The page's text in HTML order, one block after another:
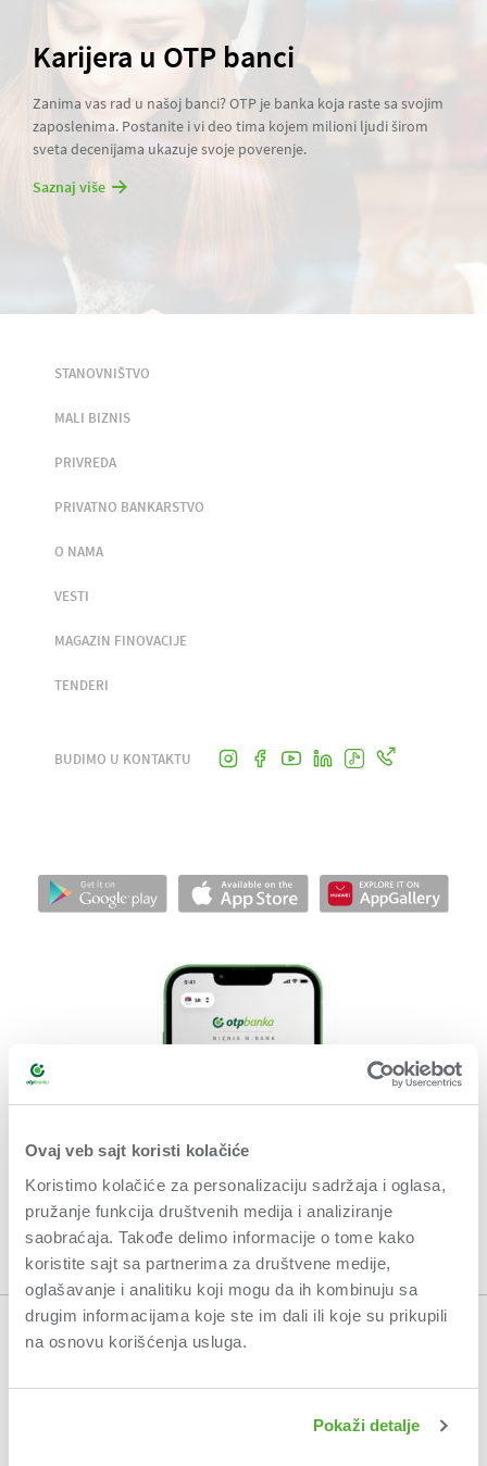
Ovaj veb sajt koristi kolačiće
Koristimo kolačiće za personalizaciju sadržaja i oglasa,
pružanje funkcija društvenih medija i analiziranje
saobraćaja. Takođe delimo informacije o tome kako
koristite sajt sa partnerima za društvene medije,
oglašavanje i analitiku koji mogu da ih kombinuju sa
drugim informacijama koje ste im dali ili koje su prikupili
na osnovu korišćenja usluga.
Pokaži detalje
Karijera u OTP banci
Zanima vas rad u našoj banci? OTP je banka koja raste sa svojim
zaposlenima. Postanite i vi deo tima kojem milioni ljudi širom
sveta decenijama ukazuje svoje poverenje.
Saznaj više
STANOVNIŠTVO
MALI BIZNIS
PRIVREDA
PRIVATNO BANKARSTVO
O NAMA
VESTI
MAGAZIN FINOVACIJE
TENDERI
BUDIMO U KONTAKTU
OPŠTI USLOVI POSLOVANJA
USLOVI KORIŠĆENJA